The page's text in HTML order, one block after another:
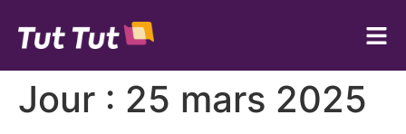
Jour : 25 mars 2025